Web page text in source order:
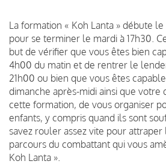
La formation « Koh Lanta » débute
pour se terminer le mardi à 17h30.
but de vérifier que vous êtes bien
4h00 du matin et de rentrer le
21h00 ou bien que vous êtes
dimanche après-midi ainsi que votre
cette formation, de vous organiser
enfants, y compris quand ils sont
savez rouler assez vite pour
parcours du combattant qui vous
Koh Lanta ».